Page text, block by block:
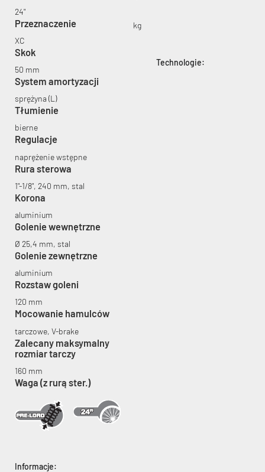
KryptoFlex Key Cable
24"
Przeznaczenie
XC
Skok
50 mm
System amortyzacji
sprężyna (L)
Tłumienie
bierne
Regulacje
naprężenie wstępne
Rura sterowa
1"-1/8", 240 mm, stal
Korona
aluminium
Golenie wewnętrzne
Ø 25,4 mm, stal
Golenie zewnętrzne
aluminium
Rozstaw goleni
120 mm
Mocowanie hamulców
tarczowe, V-brake
Zalecany maksymalny
rozmiar tarczy
160 mm
Waga (z rurą ster.)
kg
Technologie:
Informacje: